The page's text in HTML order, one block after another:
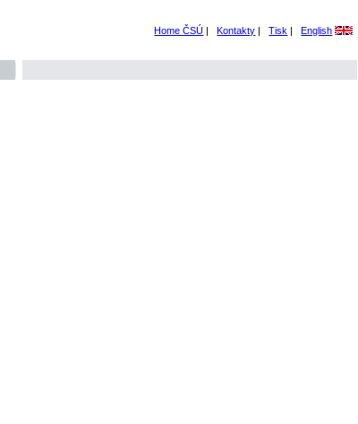
Home ČSÚ | Kontakty | Tisk | English